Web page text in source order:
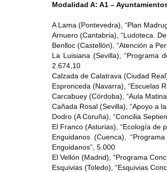
Modalidad A: A1 –
A Lama (Pontevedra), “Plan
Arnuero (Cantabria), “Ludoteca.
Benlloc (Castellón), “Atención a
La Luisiana (Sevilla), “Programa
2.674,10
Calzada de Calatrava (Ciudad
Espronceda (Navarra), “Escuelas
Carcabuey (Córdoba), “Aula
Cañada Rosal (Sevilla), “Apoyo a
Dodro (A Coruña), “Concilia
El Franco (Asturias), “Ecología de
Enguidanos (Cuenca),
Enguidanos”, 5.000
El Vellón (Madrid), “Programa
Esquivias (Toledo), “Esquivias